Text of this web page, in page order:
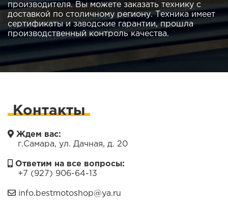
производителя. Вы можете заказать технику с
доставкой по столичному региону. Техника имеет
сертификаты и заводские гарантии, прошла
производственный контроль качества.
Контакты
Ждем вас:
г.Самара, ул. Дачная, д. 20
Ответим на все вопросы:
+7 (927) 906-64-13
info.bestmotoshop@ya.ru